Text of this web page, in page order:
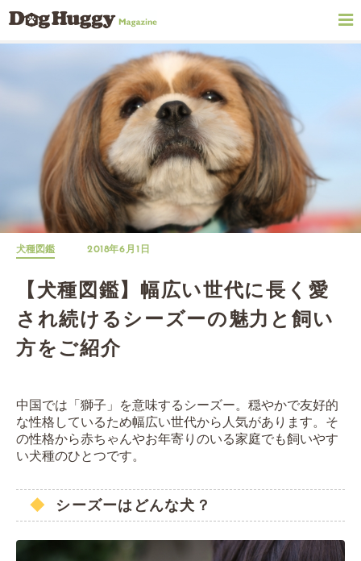
犬種図鑑 2018年6月1日
【犬種図鑑】幅広い世代に長く愛
され続けるシーズーの魅力と飼い
方をご紹介
中国では「獅子」を意味するシーズー。穏やかで友好的
な性格しているため幅広い世代から人気があります。そ
の性格から赤ちゃんやお年寄りのいる家庭でも飼いやす
い犬種のひとつです。
シーズーはどんな犬？